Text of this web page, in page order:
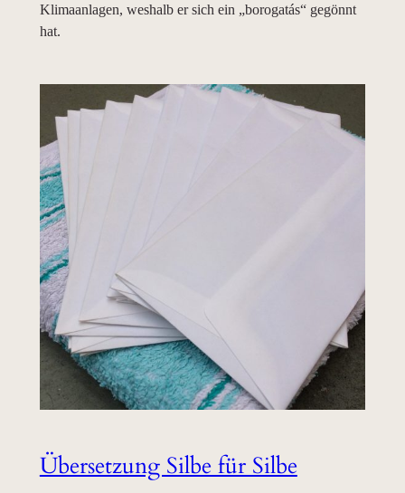
Klimaanlagen, weshalb er sich ein „borogatás“ gegönnt
hat.
Übersetzung Silbe für Silbe